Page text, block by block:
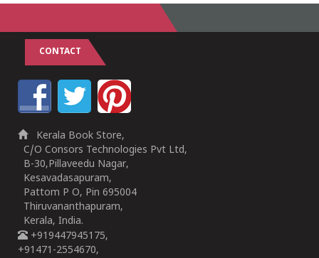
CONTACT
Kerala Book Store,
C/O Consors Technologies Pvt Ltd,
B-30,Pillaveedu Nagar,
Kesavadasapuram,
Pattom P O, Pin 695004
Thiruvananthapuram,
Kerala, India.
+919447945175,
+91471-2554670,